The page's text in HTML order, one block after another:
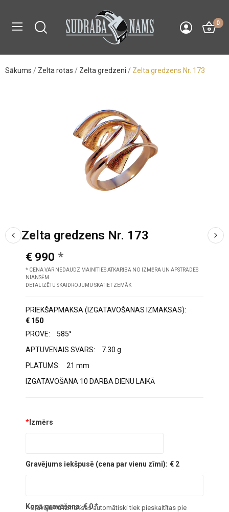
0
Sākums Zelta rotas Zelta gredzeni Zelta gredzens Nr. 173
Zelta gredzens Nr. 173
€ 990
* CENA VAR NEDAUDZ MAINĪTIES ATKARĪBĀ NO IZMĒRA UN APSTRĀDES
NIANSĒM.
DETALIZĒTU SKAIDROJUMU SKATIET ZEMĀK
PRIEKŠAPMAKSA (IZGATAVOŠANAS IZMAKSAS):
€ 150
PROVE:
585°
APTUVENAIS SVARS:
7.30 g
PLATUMS:
21 mm
IZGATAVOŠANA 10 DARBA DIENU LAIKĀ
* Izmērs
Gravējums iekšpusē (cena par vienu zīmi): € 2
Kopā gravēšana:€0*
* Gravējuma izmaksas automātiski tiek pieskaitītas pie